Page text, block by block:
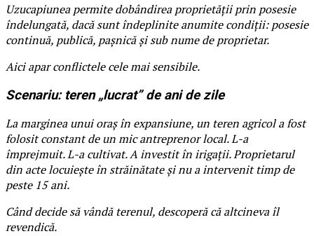
Uzucapiunea permite dobândirea proprietății prin posesie
îndelungată, dacă sunt îndeplinite anumite condiții: posesie
continuă, publică, pașnică și sub nume de proprietar.
Aici apar conflictele cele mai sensibile.
Scenariu: teren „lucrat” de ani de zile
La marginea unui oraș în expansiune, un teren agricol a fost
folosit constant de un mic antreprenor local. L-a
împrejmuit. L-a cultivat. A investit în irigații. Proprietarul
din acte locuiește în străinătate și nu a intervenit timp de
peste 15 ani.
Când decide să vândă terenul, descoperă că altcineva îl
revendică.